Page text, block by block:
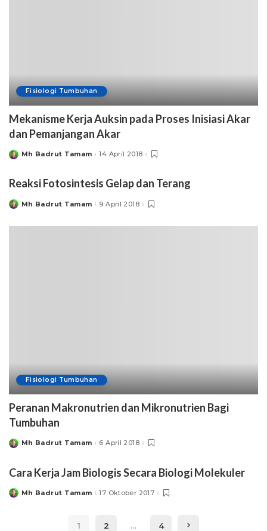
Fisiologi Tumbuhan
Mekanisme Kerja Auksin pada Proses Inisiasi Akar
dan Pemanjangan Akar
PostedMh Badrut Tamam 14 April 2018
Reaksi Fotosintesis Gelap dan Terang
PostedMh Badrut Tamam 9 April 2018
Fisiologi Tumbuhan
Peranan Makronutrien dan Mikronutrien Bagi
Tumbuhan
PostedMh Badrut Tamam 6 April 2018
Cara Kerja Jam Biologis Secara Biologi Molekuler
PostedMh Badrut Tamam 17 Oktober 2017
1 2 … 4